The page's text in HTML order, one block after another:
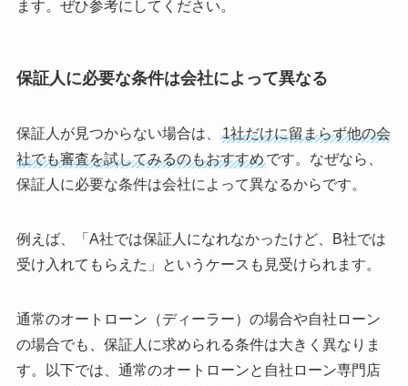
ます。ぜひ参考にしてください。
保証人に必要な条件は会社によって異なる
保証人が見つからない場合は、
1社だけに留まらず他の会
社でも審査を試してみるのもおすすめです。なぜなら、
保証人に必要な条件は会社によって異なるからです。
例えば、「A社では保証人になれなかったけど、B社では
受け入れてもらえた」というケースも見受けられます。
通常のオートローン（ディーラー）の場合や自社ローン
の場合でも、保証人に求められる条件は大きく異なりま
す。以下では、通常のオートローンと自社ローン専門店